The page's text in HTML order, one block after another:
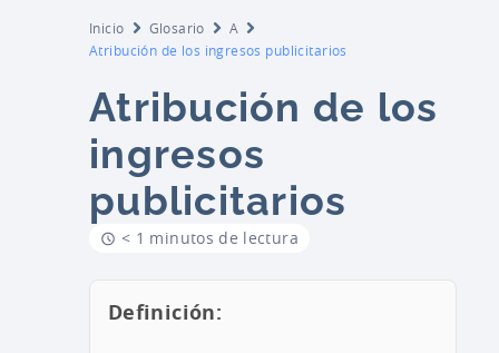
Inicio Glosario
A
Atribución de los ingresos publicitarios
Atribución de los
ingresos
publicitarios
< 1 minutos de lectura
Definición: